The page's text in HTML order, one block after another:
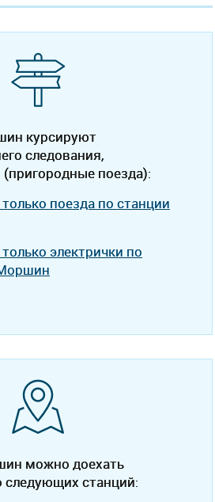
курсируют
следования,
(пригородные поезда):
поезда по станции
электрички по
можно доехать
следующих станций: